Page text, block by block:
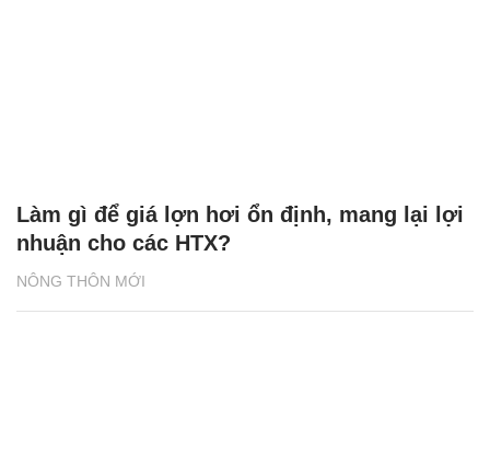
NÔNG THÔN MỚI
Làm gì để giá lợn hơi ổn định, mang lại lợi
nhuận cho các HTX?